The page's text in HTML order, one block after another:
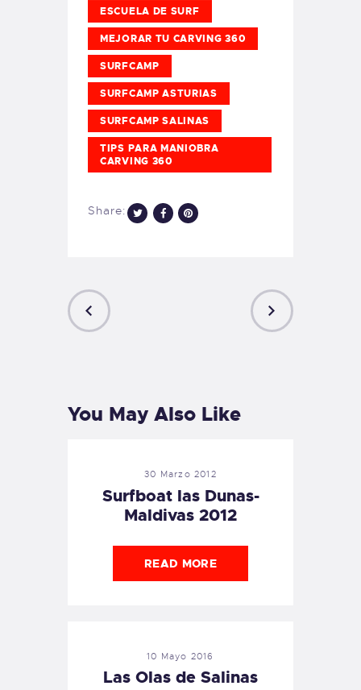
ESCUELA DE SURF
MEJORAR TU CARVING 360
SURFCAMP
SURFCAMP ASTURIAS
SURFCAMP SALINAS
TIPS PARA MANIOBRA
CARVING 360
Share:
You May Also Like
30 Marzo 2012
Surfboat las Dunas-
Maldivas 2012
READ MORE
10 Mayo 2016
Las Olas de Salinas